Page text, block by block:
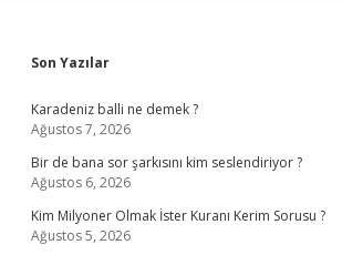
Sidebar
Son Yazılar
Karadeniz balli ne demek ?
Ağustos 7, 2026
Bir de bana sor şarkısını kim seslendiriyor ?
Ağustos 6, 2026
Kim Milyoner Olmak İster Kuranı Kerim Sorusu ?
Ağustos 5, 2026